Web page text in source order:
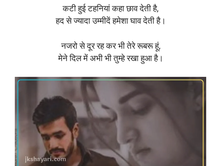
कटी हुई टहनियां कहा छाव देती है,
हद से ज्यादा उम्मीदें हमेशा घाव देती है।
नजरो से दूर रह कर भी तेरे रूबरू हूं,
मेने दिल में अभी भी तुम्हे रखा हुआ है।